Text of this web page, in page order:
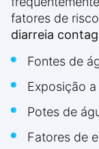
fatores de
diarreia
Fontes de
Exposição
Potes de
Fatores de